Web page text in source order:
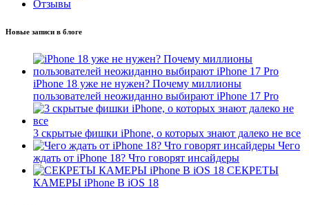
Отзывы
Новые записи в блоге
iPhone 18 уже не нужен? Почему миллионы
пользователей неожиданно выбирают iPhone 17 Pro
3 скрытые фишки iPhone, о которых знают далеко не все
Чего
ждать от iPhone 18? Что говорят инсайдеры
СЕКРЕТЫ
КАМЕРЫ iPhone В iOS 18